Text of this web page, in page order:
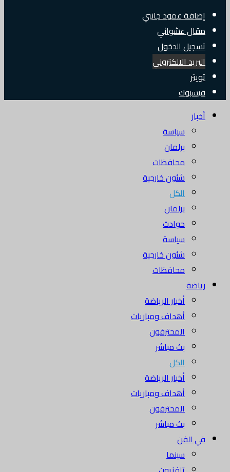
إضافة عمود جانبي
مقال عشوائي
تسجيل الدخول
البريد الالكتروني
تويتر
فيسبوك
أخبار
سياسة
برلمان
محافظات
شئون خارجية
الكل
برلمان
حوادث
سياسة
شئون خارجية
محافظات
رياضة
أخبار الرياضة
أهداف ومباريات
المحترفون
بث مباشر
الكل
أخبار الرياضة
أهداف ومباريات
المحترفون
بث مباشر
في الفن
سينما